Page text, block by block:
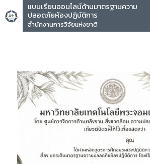
แบบเรียนออนไลน์ด้านมาตรฐานความ
ปลอดภัยห้องปฏิบัติการ
สำนักงานการวิจัยแห่งชาติ
คุณ